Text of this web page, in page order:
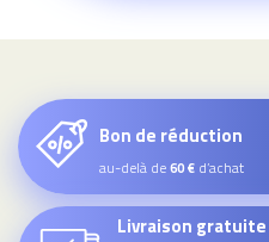
Bon de réduction
au-delà de60 € d’achat
Livraison gratuite